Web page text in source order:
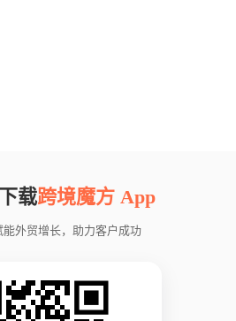
载跨境魔方 App
能外贸增长，助力客户成功